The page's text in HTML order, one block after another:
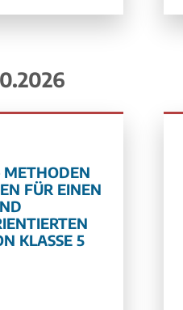
METHODEN
FÜR EINEN
KLASSE 5